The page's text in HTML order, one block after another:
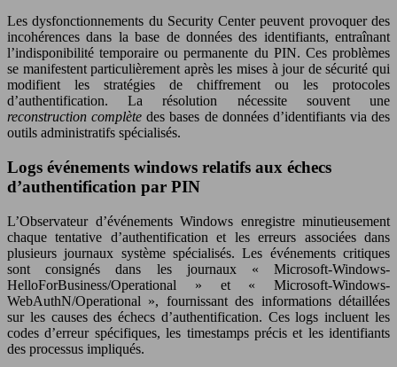
Les dysfonctionnements du Security Center peuvent provoquer des
incohérences dans la base de données des identifiants, entraînant
l’indisponibilité temporaire ou permanente du PIN. Ces problèmes
se manifestent particulièrement après les mises à jour de sécurité qui
modifient les stratégies de chiffrement ou les protocoles
d’authentification. La résolution nécessite souvent une
reconstruction complètedes bases de données d’identifiants via des
outils administratifs spécialisés.
Logs événements windows relatifs aux échecs
d’authentification par PIN
L’Observateur d’événements Windows enregistre minutieusement
chaque tentative d’authentification et les erreurs associées dans
plusieurs journaux système spécialisés. Les événements critiques
sont consignés dans les journaux « Microsoft-Windows-
HelloForBusiness/Operational » et « Microsoft-Windows-
WebAuthN/Operational », fournissant des informations détaillées
sur les causes des échecs d’authentification. Ces logs incluent les
codes d’erreur spécifiques, les timestamps précis et les identifiants
des processus impliqués.